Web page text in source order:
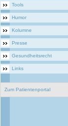
Tools
Humor
Kolumne
Presse
Gesundheitsrecht
Links
Zum Patientenportal